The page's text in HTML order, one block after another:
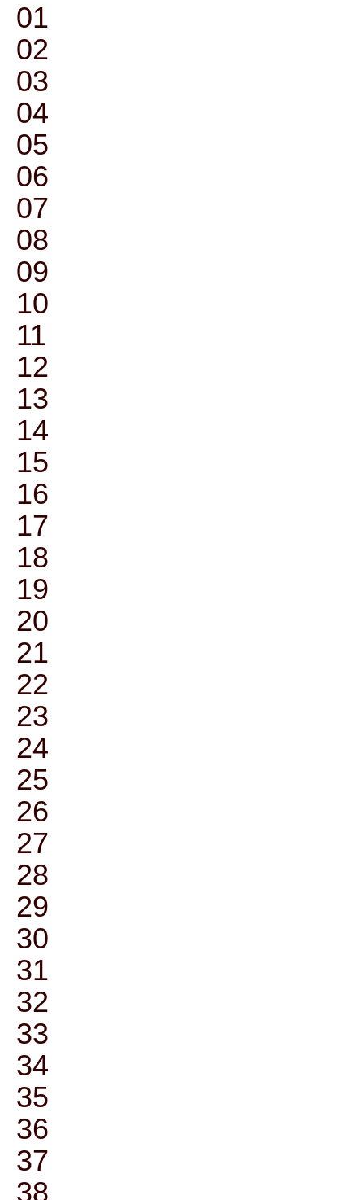
01
02
03
04
05
06
07
08
09
10
11
12
13
14
15
16
17
18
19
20
21
22
23
24
25
26
27
28
29
30
31
32
33
34
35
36
37
38